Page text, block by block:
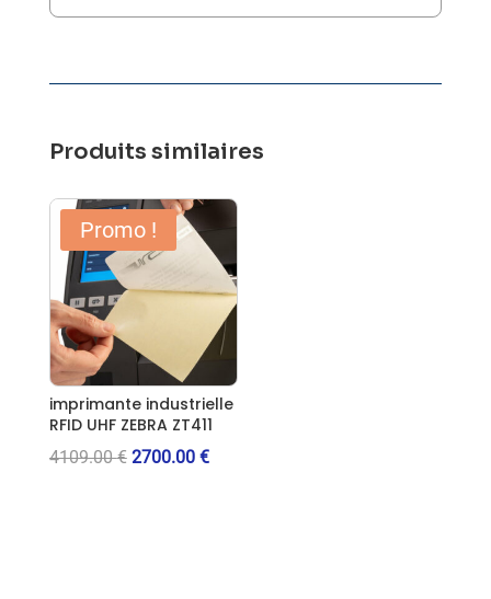
Produits similaires
Promo !
imprimante industrielle
RFID UHF ZEBRA ZT411
4109.00€ Le
2700.00 €Le